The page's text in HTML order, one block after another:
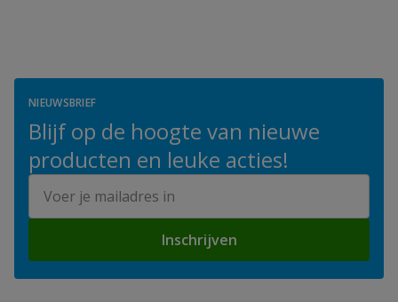
NIEUWSBRIEF
Blijf op de hoogte van nieuwe
producten en leuke acties!
Inschrijven